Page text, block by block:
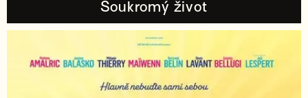
Soukromý život